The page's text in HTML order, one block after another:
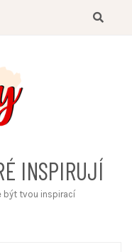
INSPIRUJÍ
být tvou inspirací